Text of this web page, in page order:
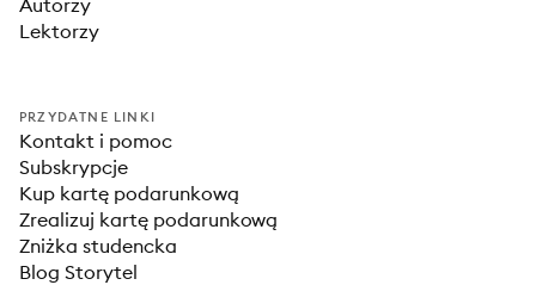
Autorzy
Lektorzy
PRZYDATNE LINKI
Kontakt i pomoc
Subskrypcje
Kup kartę podarunkową
Zrealizuj kartę podarunkową
Zniżka studencka
Blog Storytel